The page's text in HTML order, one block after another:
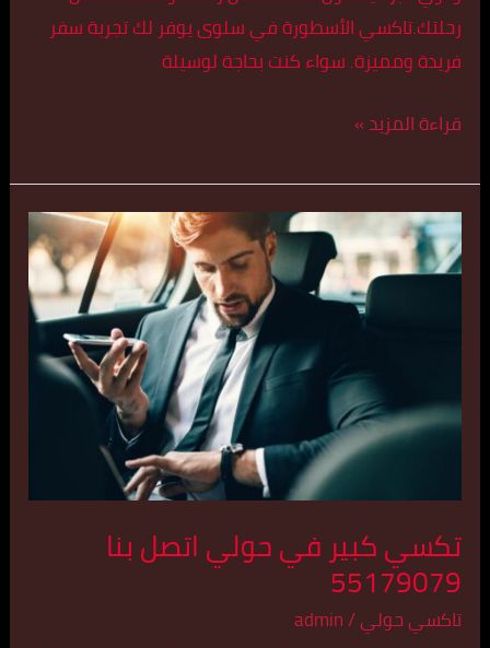
رحلتك.تاكسي الأسطورة في سلوى يوفر لك تجربة سفر
فريدة ومميزة. سواء كنت بحاجة لوسيلة
قراءة المزيد »
تكسي كبير في حولي اتصل بنا
55179079
تاكسي حولي/
admin
تكسي
كبير
بنا
55179079